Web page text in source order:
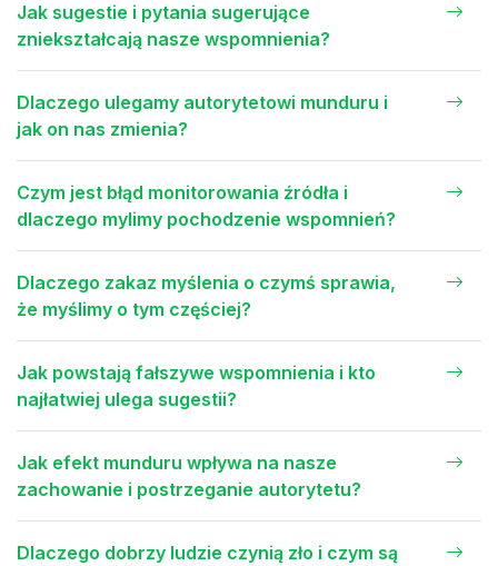
Jak sugestie i pytania sugerujące
zniekształcają nasze wspomnienia?
Dlaczego ulegamy autorytetowi munduru i
jak on nas zmienia?
Czym jest błąd monitorowania źródła i
dlaczego mylimy pochodzenie wspomnień?
Dlaczego zakaz myślenia o czymś sprawia,
że myślimy o tym częściej?
Jak powstają fałszywe wspomnienia i kto
najłatwiej ulega sugestii?
Jak efekt munduru wpływa na nasze
zachowanie i postrzeganie autorytetu?
Dlaczego dobrzy ludzie czynią zło i czym są